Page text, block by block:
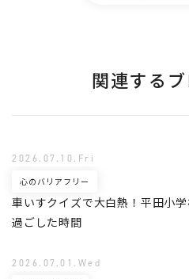
関連する
車いすクイズで大白熱！平田小
過ごした時間
心のバリアフリー
2026.07.10.Fri
2026.07.01.Wed